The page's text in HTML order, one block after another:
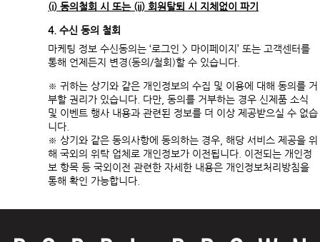
(i) 동의철회 시 또는 (ii) 회원탈퇴 시 지체없이 파기
4. 수신 동의 철회
마케팅 정보 수신동의는 ‘로그인 > 마이페이지’ 또는 고객센터를
통해 언제든지 변경(동의/철회)할 수 있습니다.
※ 귀하는 상기와 같은 개인정보의 수집 및 이용에 대해 동의를 거
부할 권리가 있습니다. 다만, 동의를 거부하는 경우 신제품 소식
및 이벤트 행사 내용과 관련된 정보를 더 이상 제공받으실 수 없습
니다.
※ 상기와 같은 동의사항에 동의하는 경우, 해당 서비스 제공을 위
해 국외의 위탁 업체로 개인정보가 이전됩니다. 이전되는 개인정
보 항목 등 국외이전 관련한 자세한 내용은 개인정보처리방침을
통해 확인 가능합니다.